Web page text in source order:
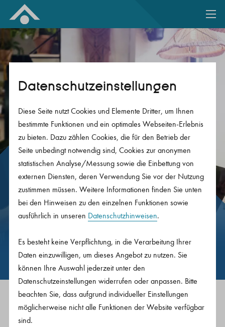
Zum Inhalt springen
Freie Mitarbeiter und
Freelancer bleiben auch
bei der Vorsorge flexibel.
Mit Vorsorge-Lösungen, die zu Ihrem Leben und
Arbeiten passen.
So geht Vorsorge für Freie
Datenschutz­einstellungen
Diese Seite nutzt Cookies und Elemente Dritter, um Ihnen
bestimmte Funktionen und ein optimales Webseiten-Erlebnis
zu bieten. Dazu zählen Cookies, die für den Betrieb der
Seite unbedingt notwendig sind, Cookies zur anonymen
statistischen Analyse/Messung sowie die Einbettung von
externen Diensten, deren Verwendung Sie vor der Nutzung
zustimmen müssen. Weitere Informationen finden Sie unten
bei den Hinweisen zu den einzelnen Funktionen sowie
ausführlich in unseren Datenschutzhinweisen.
Es besteht keine Verpflichtung, in die Verarbeitung Ihrer
Daten einzuwilligen, um dieses Angebot zu nutzen. Sie
können Ihre Auswahl jederzeit unter den
Datenschutzeinstellungen widerrufen oder anpassen. Bitte
beachten Sie, dass aufgrund individueller Einstellungen
möglicherweise nicht alle Funktionen der Website verfügbar
sind.